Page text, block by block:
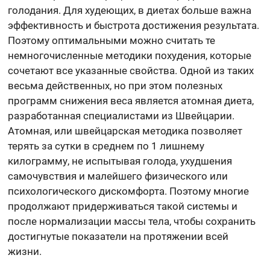
голодания. Для худеющих, в диетах больше важна
эффективность и быстрота достижения результата.
Поэтому оптимальными можно считать те
немногочисленные методики похудения, которые
сочетают все указанные свойства. Одной из таких
весьма действенных, но при этом полезных
программ снижения веса является атомная диета,
разработанная специалистами из Швейцарии.
Атомная, или швейцарская методика позволяет
терять за сутки в среднем по 1 лишнему
килограмму, не испытывая голода, ухудшения
самочувствия и малейшего физического или
психологического дискомфорта. Поэтому многие
продолжают придерживаться такой системы и
после нормализации массы тела, чтобы сохранить
достигнутые показатели на протяжении всей
жизни.